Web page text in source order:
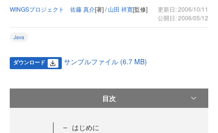
WINGSプロジェクト 佐藤 真介[著] /山田 祥寛[監修]
更新日: 2006/10/11
公開日: 2006/05/12
Java
ダウンロード サンプルファイル (6.7 MB)
目次
はじめに